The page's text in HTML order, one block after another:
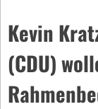
Kevin
(CDU)